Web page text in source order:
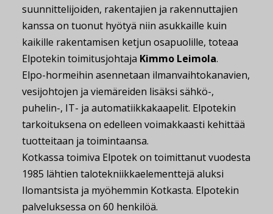
suunnittelijoiden, rakentajien ja rakennuttajien
kanssa on tuonut hyötyä niin asukkaille kuin
kaikille rakentamisen ketjun osapuolille, toteaa
Elpotekin toimitusjohtaja Kimmo Leimola.
Elpo-hormeihin asennetaan ilmanvaihtokanavien,
vesijohtojen ja viemäreiden lisäksi sähkö-,
puhelin-, IT- ja automatiikkakaapelit. Elpotekin
tarkoituksena on edelleen voimakkaasti kehittää
tuotteitaan ja toimintaansa.
Kotkassa toimiva Elpotek on toimittanut vuodesta
1985 lähtien talotekniikkaelementtejä aluksi
Ilomantsista ja myöhemmin Kotkasta. Elpotekin
palveluksessa on 60 henkilöä.